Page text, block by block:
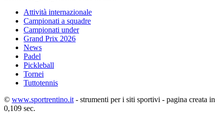
Attività internazionale
Campionati a squadre
Campionati under
Grand Prix 2026
News
Padel
Pickleball
Tornei
Tuttotennis
© www.sportrentino.it - strumenti per i siti sportivi - pagina creata in
0,109 sec.